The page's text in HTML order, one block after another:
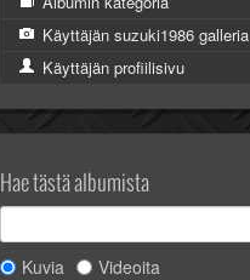
Käyttäjän suzuki1986 galleria
Käyttäjän profiilisivu
Hae tästä albumista
Kuvia Videoita